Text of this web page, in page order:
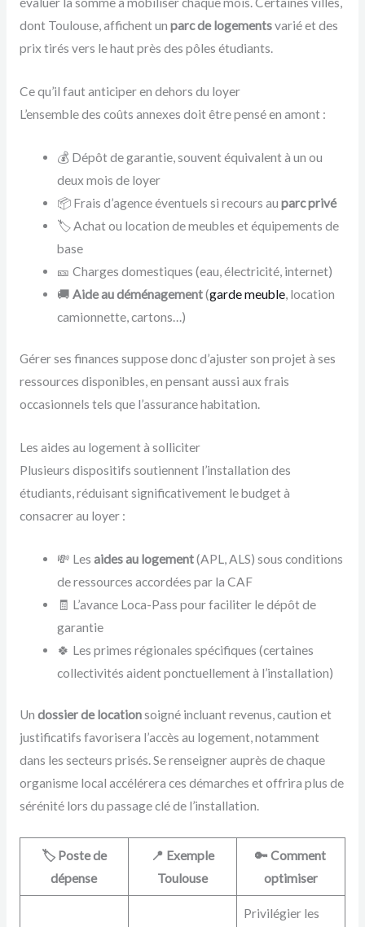
dont Toulouse, affichent un parc de logementsvarié et des
prix tirés vers le haut près des pôles étudiants.
Ce qu’il faut anticiper en dehors du loyer
L’ensemble des coûts annexes doit être pensé en amont :
💰 Dépôt de garantie, souvent équivalent à un ou
deux mois de loyer
📦 Frais d’agence éventuels si recours auparc privé
🏷️ Achat ou location de meubles et équipements de
base
🎫 Charges domestiques (eau, électricité, internet)
🚚Aide au déménagement(garde meuble, location
camionnette, cartons…)
Gérer ses finances suppose donc d’ajuster son projet à ses
ressources disponibles, en pensant aussi aux frais
occasionnels tels que l’assurance habitation.
Les aides au logement à solliciter
Plusieurs dispositifs soutiennent l’installation des
étudiants, réduisant significativement le budget à
consacrer au loyer :
💸 Lesaides au logement(APL, ALS) sous conditions
de ressources accordées par la CAF
🧾 L’avance Loca-Pass pour faciliter le dépôt de
garantie
🍀 Les primes régionales spécifiques (certaines
collectivités aident ponctuellement à l’installation)
Un dossier de locationsoigné incluant revenus, caution et
justificatifs favorisera l’accès au logement, notamment
dans les secteurs prisés. Se renseigner auprès de chaque
organisme local accélérera ces démarches et offrira plus de
sérénité lors du passage clé de l’installation.
🏷️ Poste de
dépense
📍 Exemple
Toulouse
🔑 Comment
optimiser
Privilégier les